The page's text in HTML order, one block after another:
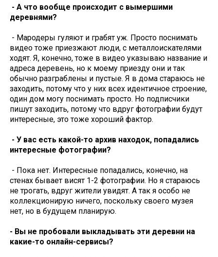
- А что вообще происходит с вымершими
деревнями?
- Мародеры гуляют и грабят уж. Просто поснимать
видео тоже приезжают люди, с металлоискателями
ходят. Я, конечно, тоже в видео указываю название и
адреса деревень, но к моему приезду они и так
обычно разграблены и пустые. Я в дома стараюсь не
заходить, потому что у них всех идентичное строение,
один дом могу поснимать просто. Но подписчики
пишут заходить, потому что вдруг фотографии будут
интересные, это тоже хороший фактор.
- У вас есть какой-то архив находок, попадались
интересные фотографии?
- Пока нет. Интересные попадались, конечно, на
стенах бывает висят 1-2 фотографии. Но я стараюсь
не трогать, вдруг жители увидят. А так я особо не
коллекционирую ничего, поскольку своего музея
нет, но в будущем планирую.
- Вы не пробовали выкладывать эти деревни на
какие-то онлайн-сервисы?